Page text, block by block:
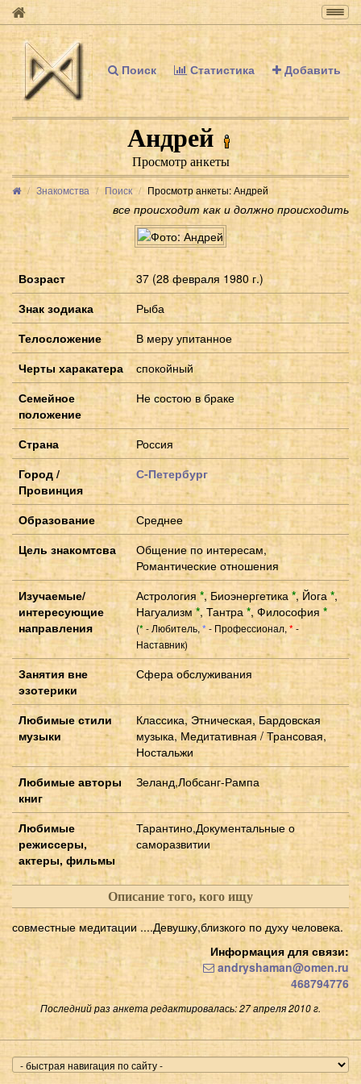
Поиск Статистика Добавить
Андрей
Просмотр анкеты
Знакомства Поиск Просмотр анкеты: Андрей
все происходит как и должно происходить
Возраст
37 (28 февраля 1980 г.)
Знак зодиака
Рыба
Телосложение
В меру упитанное
Черты харакатера
спокойный
Семейное
положение
Не состою в браке
Страна
Россия
Город /
Провинция
С-Петербург
Образование
Среднее
Цель знакомтсва
Общение по интересам,
Романтические отношения
Изучаемые/
интересующие
направления
Астрология *, Биоэнергетика *, Йога*,
Нагуализм*, Тантра *, Философия *
(*- Любитель,* - Профессионал, *-
Наставник)
Занятия вне
эзотерики
Сфера обслуживания
Любимые стили
музыки
Классика, Этническая, Бардовская
музыка, Медитативная / Трансовая,
Ностальжи
Любимые авторы
книг
Зеланд,Лобсанг-Рампа
Любимые
режиссеры,
актеры, фильмы
Тарантино,Документальные о
саморазвитии
Описание того, кого ищу
совместные медитации ....Девушку,близкого по духу человека.
Информация для связи:
andryshaman@omen.ru
468794776
Последний раз анкета редактировалась: 27 апреля 2010 г.